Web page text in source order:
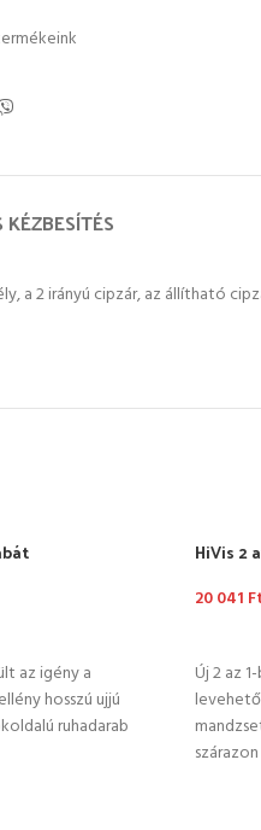
2 irányú cipzár, az állítható
az igény a
hosszú ujjú
ruhadarab
HiVis 2
20 041
Új 2 az